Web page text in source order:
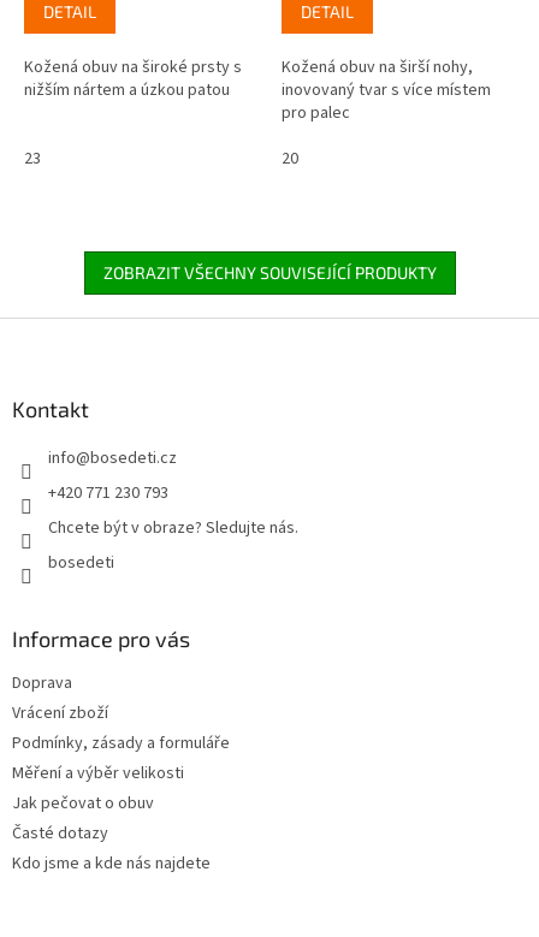
DETAIL
Kožená obuv na široké prsty s
nižším nártem a úzkou patou
23
DETAIL
Kožená obuv na širší nohy,
inovovaný tvar s více místem
pro palec
20
ZOBRAZIT VŠECHNY SOUVISEJÍCÍ PRODUKTY
Kontakt
info@bosedeti.cz
+420 771 230 793
Chcete být v obraze? Sledujte nás.
bosedeti
Informace pro vás
Doprava
Vrácení zboží
Podmínky, zásady a formuláře
Měření a výběr velikosti
Jak pečovat o obuv
Časté dotazy
Kdo jsme a kde nás najdete